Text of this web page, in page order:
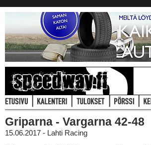
Griparna - Vargarna 42-48
15.06.2017 - Lahti Racing